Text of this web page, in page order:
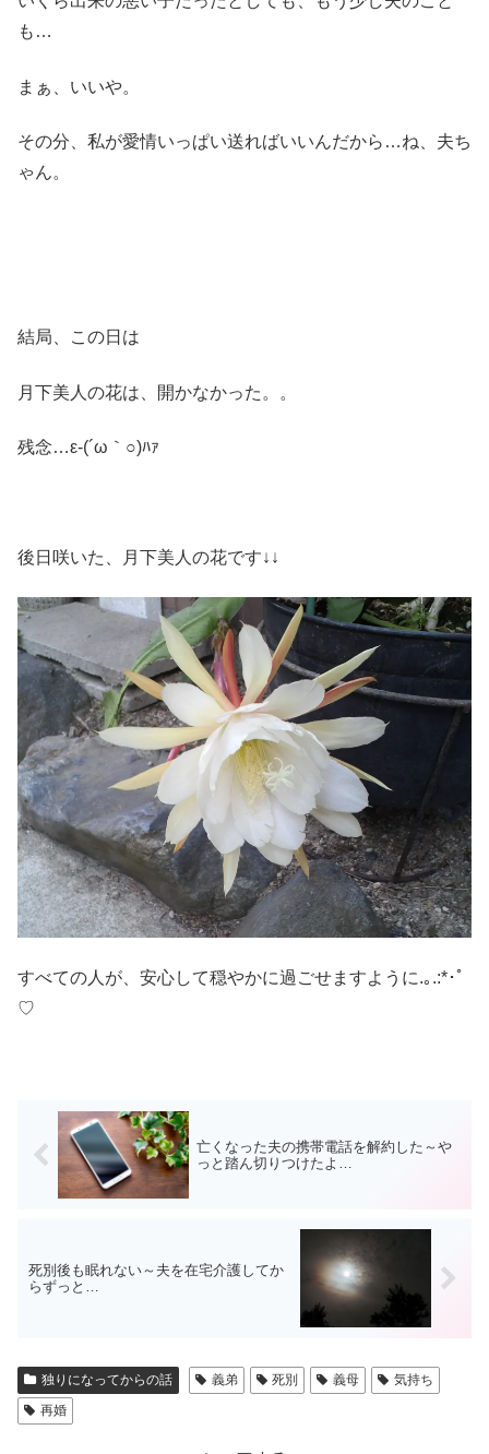
も…
まぁ、いいや。
その分、私が愛情いっぱい送ればいいんだから…ね、夫ち
ゃん。
結局、この日は
月下美人の花は、開かなかった。。
残念…ε-(´ω｀○)ﾊｧ
後日咲いた、月下美人の花です↓↓
すべての人が、安心して穏やかに過ごせますように.｡.:*･ﾟ
♡
亡くなった夫の携帯電話を解約した～や
っと踏ん切りつけたよ…
死別後も眠れない～夫を在宅介護してか
らずっと…
独りになってからの話 義弟 死別 義母
気持ち
再婚